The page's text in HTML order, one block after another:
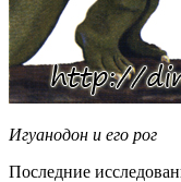
Игуанодон и его рог
Последние